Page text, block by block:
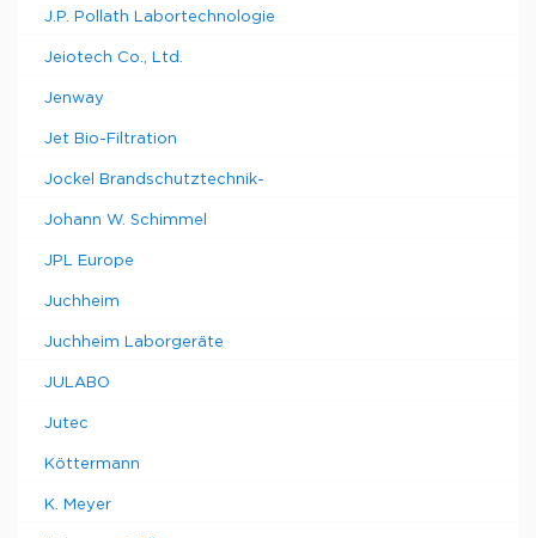
J.P. Pollath Labortechnologie
Jeiotech Co., Ltd.
Jenway
Jet Bio-Filtration
Jockel Brandschutztechnik-
Johann W. Schimmel
JPL Europe
Juchheim
Juchheim Laborgeräte
JULABO
Jutec
Köttermann
K. Meyer